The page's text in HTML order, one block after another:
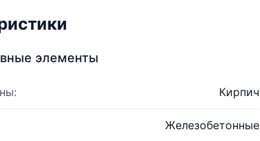
элементы
Кирпич
Железобетонные